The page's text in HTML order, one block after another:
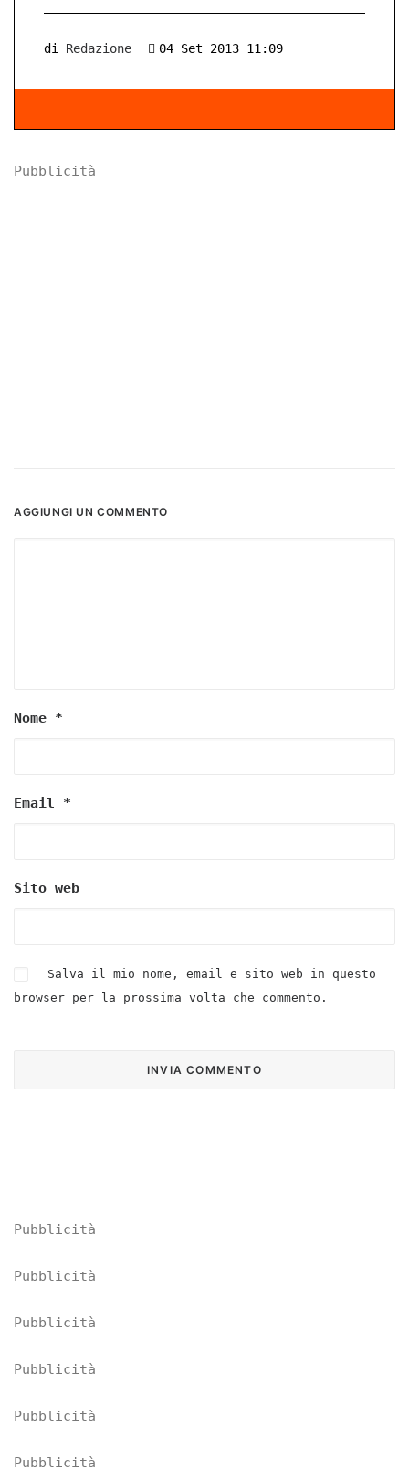
di Redazione 04 Set 2013 11:09
Pubblicità
AGGIUNGI UN COMMENTO
Nome *
Email *
Sito web
Salva il mio nome, email e sito web in questo
browser per la prossima volta che commento.
Pubblicità
Pubblicità
Pubblicità
Pubblicità
Pubblicità
Pubblicità